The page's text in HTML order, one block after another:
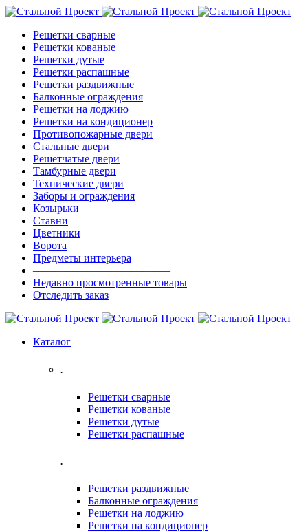
Решетки сварные
Решетки кованые
Решетки дутые
Решетки распашные
Решетки раздвижные
Балконные ограждения
Решетки на лоджию
Решетки на кондиционер
Противопожарные двери
Стальные двери
Решетчатые двери
Тамбурные двери
Технические двери
Заборы и ограждения
Козырьки
Ставни
Цветники
Ворота
Предметы интерьера
————————————–
Недавно просмотренные товары
Отследить заказ
Каталог
.
Решетки сварные
Решетки кованые
Решетки дутые
Решетки распашные
.
Решетки раздвижные
Балконные ограждения
Решетки на лоджию
Решетки на кондиционер